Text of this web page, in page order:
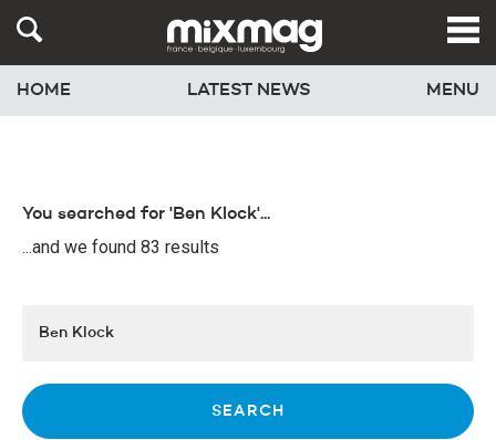
HOME LATEST NEWS MENU
You searched for 'Ben Klock'...
...and we found 83 results